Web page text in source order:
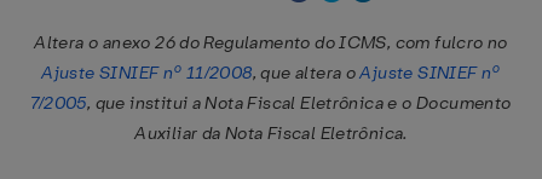
Altera o anexo 26 do Regulamento do ICMS, com fulcro no
Ajuste SINIEF nº 11/2008, que altera oAjuste SINIEF nº
7/2005, que institui a Nota Fiscal Eletrônica e o Documento
Auxiliar da Nota Fiscal Eletrônica.